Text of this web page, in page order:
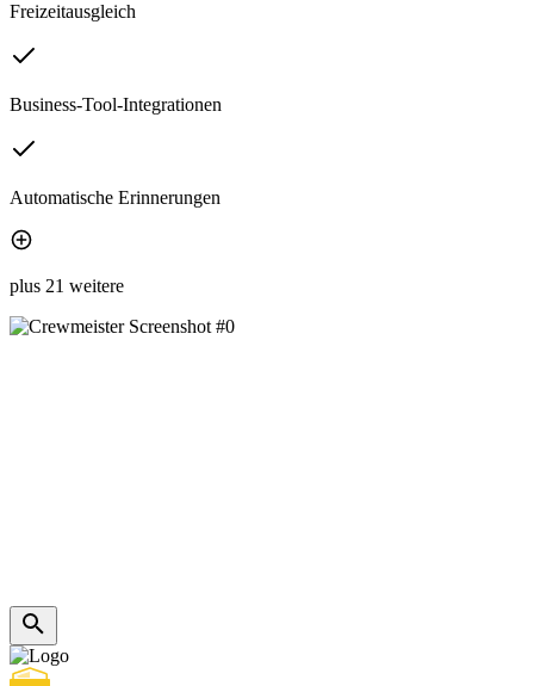
Freizeitausgleich
Business-Tool-Integrationen
Automatische Erinnerungen
plus 21 weitere